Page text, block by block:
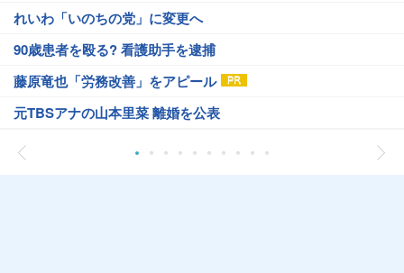
れいわ「いのちの党」に変更へ
90歳患者を殴る? 看護助手を逮捕
藤原竜也「労務改善」をアピール
元TBSアナの山本里菜 離婚を公表